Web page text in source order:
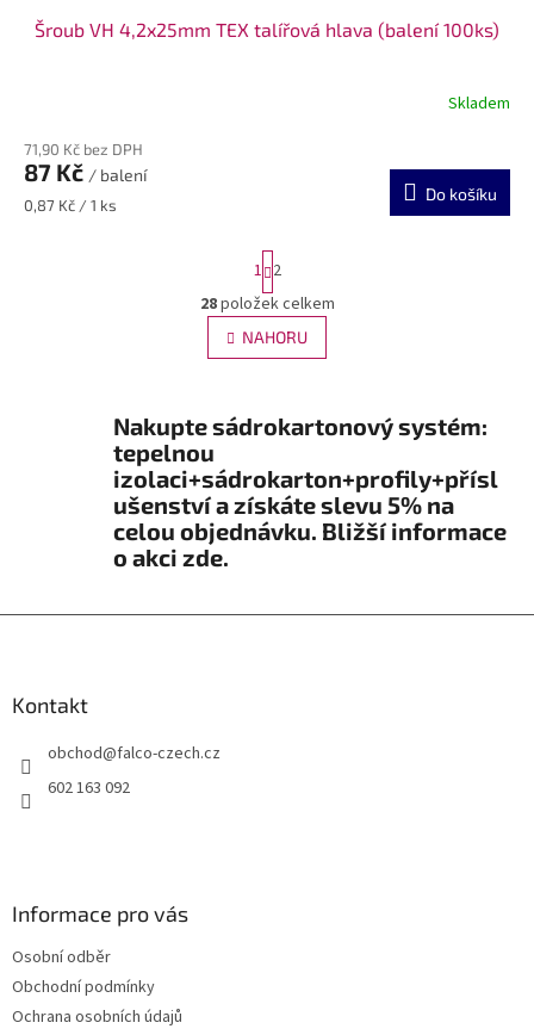
Šroub VH 4,2x25mm TEX talířová hlava (balení 100ks)
Skladem
71,90 Kč bez DPH
87 Kč / balení
Měrná
0,87 Kč / 1 ks
Do košíku
O
v
l
a
í
p
r
v
v
S
t
r
á
n
k
á
n
1 2
28položek celkem
NAHORU
Nakupte sádrokartonový systém:
tepelnou
izolaci+sádrokarton+profily+přísl
ušenství a získáte slevu 5% na
celou objednávku. Bližší informace
o akci zde.
Kontakt
obchod@falco-czech.cz
602 163 092
Informace pro vás
Osobní odběr
Obchodní podmínky
Ochrana osobních údajů